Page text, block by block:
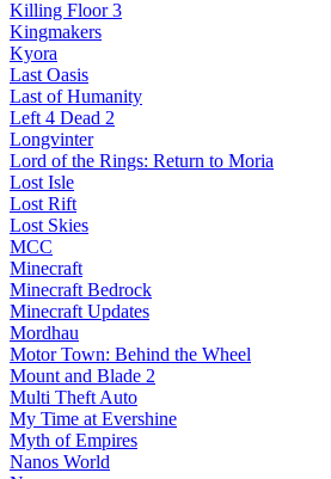
Killing Floor 3
Kingmakers
Kyora
Last Oasis
Last of Humanity
Left 4 Dead 2
Longvinter
Lord of the Rings: Return to Moria
Lost Isle
Lost Rift
Lost Skies
MCC
Minecraft
Minecraft Bedrock
Minecraft Updates
Mordhau
Motor Town: Behind the Wheel
Mount and Blade 2
Multi Theft Auto
My Time at Evershine
Myth of Empires
Nanos World